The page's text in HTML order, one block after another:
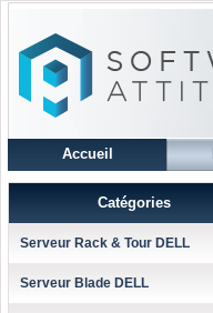
Accueil
Catégories
Serveur Rack & Tour DELL
Serveur Blade DELL